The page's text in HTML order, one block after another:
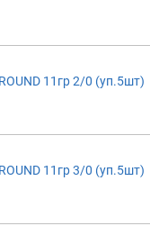
11гр 2/0 (уп.5шт)
11гр 3/0 (уп.5шт)